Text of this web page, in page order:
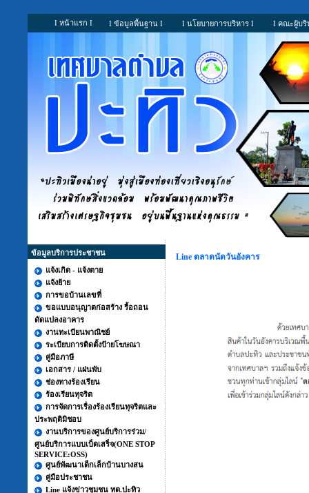
I หน้าแรก I I ข้อมูลพื้นฐาน I I นโยบายการบริหาร I I คณะผู้บริ
ข้อมูลบริการประชาชน
แจ้งเกิด - แจ้งตาย
แจ้งย้าย
การขอบ้านเลขที่
ขอแบบอนุญาตก่อสร้าง รื้อถอน
ดัดแปลงอาคาร
งานทะเบียนพาณิชย์
ระเบียบการติดตั้งป้ายโฆษณา
คู่มือภาษี
เอกสาร / แผ่นพับ
ช่องทางร้องเรียน
ร้องเรียนทุจริต
การจัดการเรื่องร้องเรียนทุจริตและ
ประพฤติมิชอบ
งานบริการของศูนย์บริการร่วม/
ศูนย์บริการแบบเบ็ดเสร็จ(ONE STOP
SERVICE:OSS)
ศูนย์พัฒนาเด็กเล็กบ้านบางสน
คู่มือประชาชน
Line แจ้งข่าวชุมชน ทต.ปะทิว
Line ตลาดนัดวันอังคาร